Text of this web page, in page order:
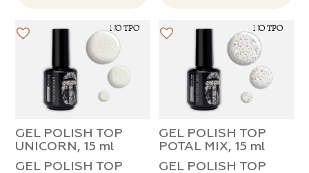
NO TPO
GEL POLISH TOP
UNICORN, 15 ml
GEL POLISH TOP
NO TPO
GEL POLISH TOP
POTAL MIX, 15 ml
GEL POLISH TOP
Für Partner
Produktrezension
Zum Bewerten tippen
Was hat dir gefallen*
Rezension zum Mozart House
Vorname und Nachname*